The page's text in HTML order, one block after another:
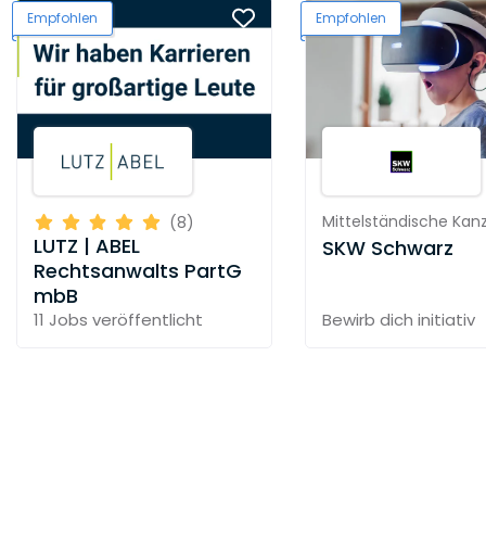
Empfohlen
(8)
LUTZ | ABEL
Rechtsanwalts PartG
mbB
11 Jobs veröffentlicht
Empfohlen
Mittelständische
SKW Schwarz
Bewirb dich initiativ